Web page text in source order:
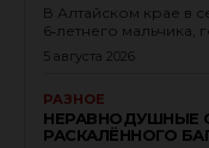
В Алтайском крае в
6‑летнего мальчика,
5 августа 2026
РАЗНОЕ
НЕРАВНОДУШНЫЕ
РАСКАЛЁННОГО